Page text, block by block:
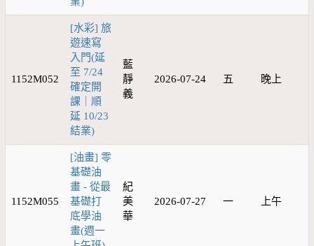
1152M052
[水彩] 旅
遊速寫
入門(延
至 7/24
確定開
課｜順
延 10/23
結業)
藍
靜
義
2026-07-24 五 晚上
1152M055
[油畫] 零
基礎油
畫 - 從最
基礎打
底學油
畫(週一
紀
美
華
2026-07-27 一 上午